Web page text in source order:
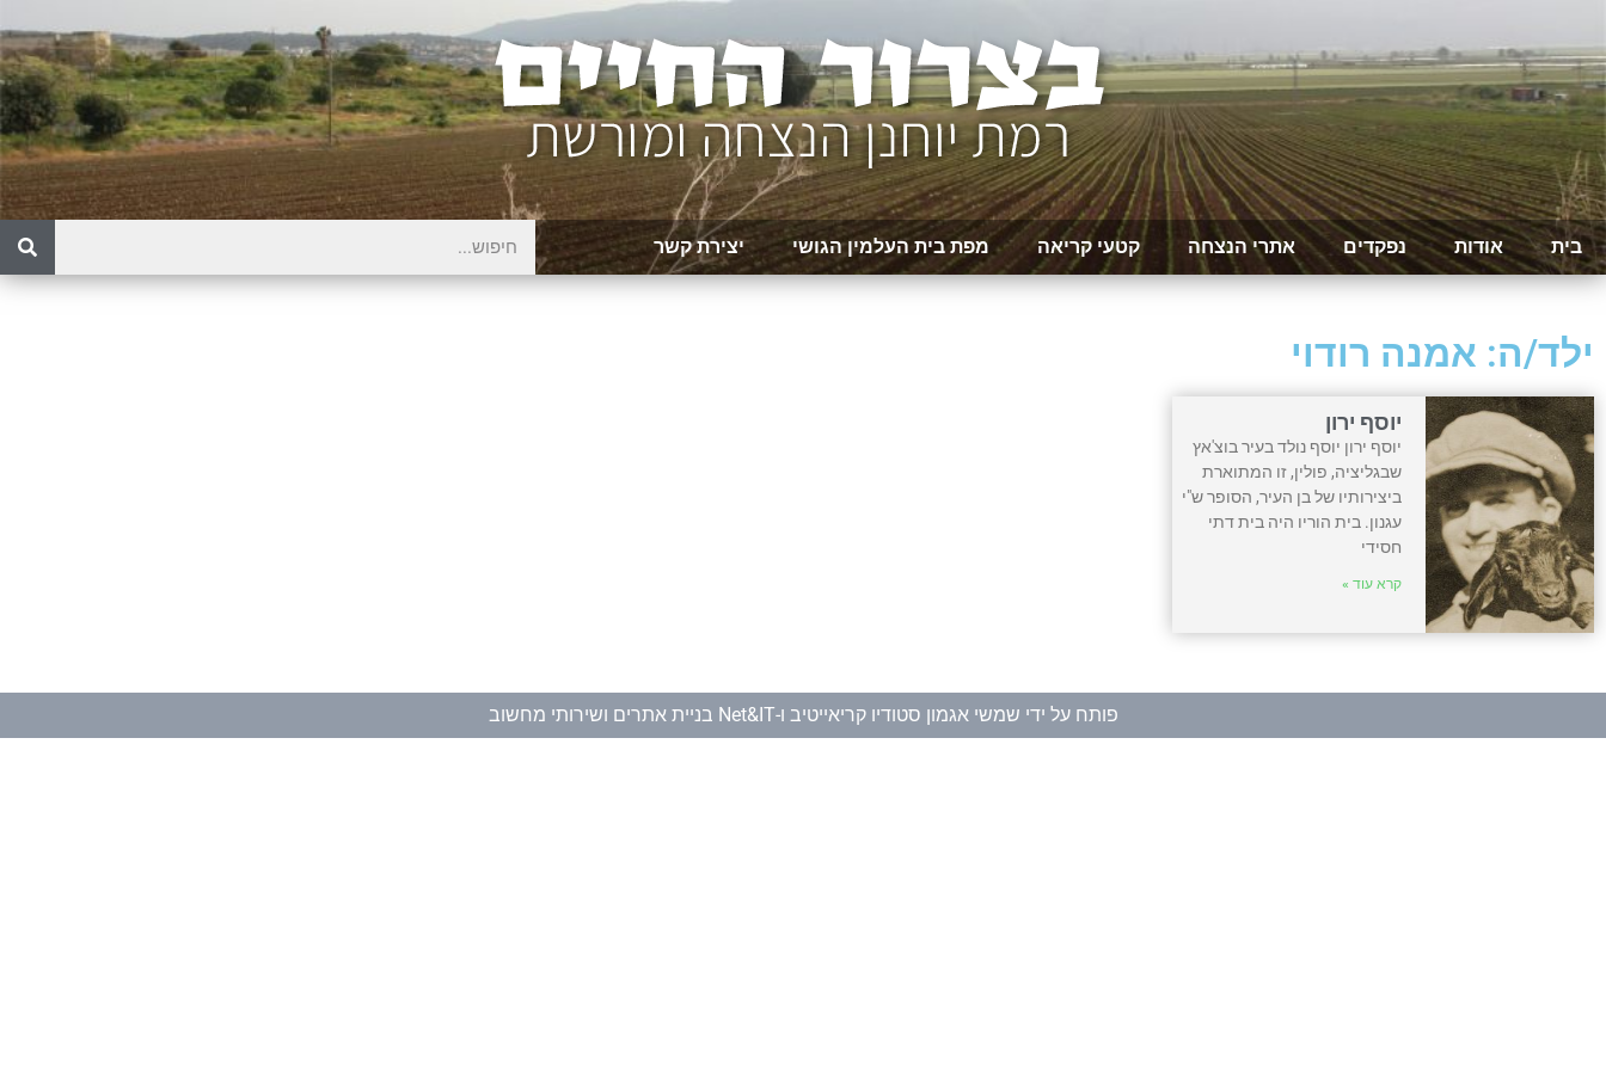
בית אודות נפקדים אתרי הנצחה קטעי קריאה מפת בית העלמין הגושי יצירת קשר
ילד/ה: אמנה רודוי
יוסף ירון
יוסף ירון יוסף נולד בעיר בוצ'אץ
שבגליציה, פולין, זו המתוארת
ביצירותיו של בן העיר, הסופר ש"י
עגנון. בית הוריו היה בית דתי
חסידי
קרא עוד »
פותח על ידי שמשי אגמון סטודיו קריאייטיב ו-Net&IT בניית אתרים ושירותי מחשוב